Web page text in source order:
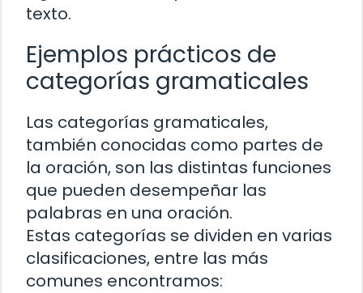
texto.
Ejemplos prácticos de
categorías gramaticales
Las categorías gramaticales,
también conocidas como partes de
la oración, son las distintas funciones
que pueden desempeñar las
palabras en una oración.
Estas categorías se dividen en varias
clasificaciones, entre las más
comunes encontramos: